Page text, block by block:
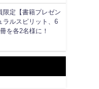
限定【書籍プレゼン
ラルスピリット、6
を各2名様に！